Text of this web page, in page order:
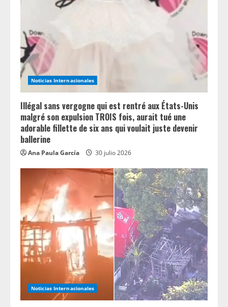
d
i
n
g
Noticias Internacionales
Illégal sans vergogne qui est rentré aux États-Unis
malgré son expulsion TROIS fois, aurait tué une
adorable fillette de six ans qui voulait juste devenir
ballerine
Ana Paula García 30 julio 2026
Noticias Internacionales